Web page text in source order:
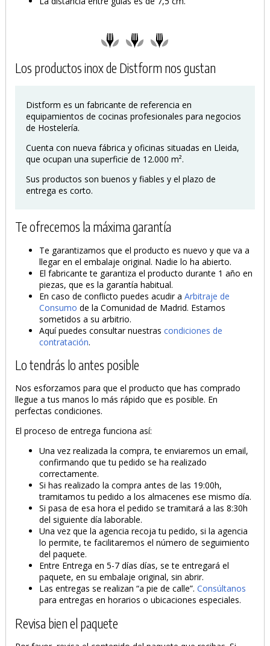
PRODUCTO AÑADIDO AL CARRITO
Los productos inox de Distform nos gustan
Distform es un fabricante de referencia en
equipamientos de cocinas profesionales para negocios
de Hostelería.
Cuenta con nueva fábrica y oficinas situadas en Lleida,
que ocupan una superficie de 12.000 m².
Sus productos son buenos y fiables y el plazo de
entrega es corto.
Te ofrecemos la máxima garantía
Te garantizamos que el producto es nuevo y que va a
llegar en el embalaje original. Nadie lo ha abierto.
El fabricante te garantiza el producto durante 1 año en
piezas, que es la garantía habitual.
En caso de conflicto puedes acudir aArbitraje de
Consumo de la Comunidad de Madrid. Estamos
sometidos a su arbitrio.
Aquí puedes consultar nuestrascondiciones de
contratación.
Lo tendrás lo antes posible
Nos esforzamos para que el producto que has comprado
llegue a tus manos lo más rápido que es posible. En
perfectas condiciones.
El proceso de entrega funciona así:
Una vez realizada la compra, te enviaremos un email,
confirmando que tu pedido se ha realizado
correctamente.
Si has realizado la compra antes de las 19:00h,
tramitamos tu pedido a los almacenes ese mismo día.
Si pasa de esa hora el pedido se tramitará a las 8:30h
del siguiente día laborable.
Una vez que la agencia recoja tu pedido, si la agencia
lo permite, te facilitaremos el número de seguimiento
del paquete.
Entre Entrega en 5-7 días días, se te entregará el
paquete, en su embalaje original, sin abrir.
Las entregas se realizan “a pie de calle”.Consúltanos
para entregas en horarios o ubicaciones especiales.
Revisa bien el paquete